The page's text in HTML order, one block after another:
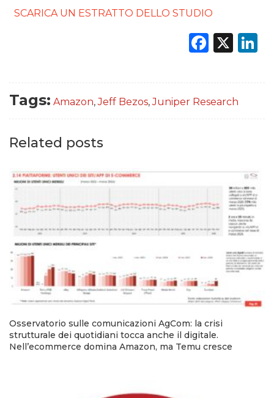
SCARICA UN ESTRATTO DELLO STUDIO
X
Tags: Amazon,Jeff Bezos,Juniper Research
Related posts
Osservatorio sulle comunicazioni AgCom: la crisi
strutturale dei quotidiani tocca anche il digitale.
Nell’ecommerce domina Amazon, ma Temu cresce